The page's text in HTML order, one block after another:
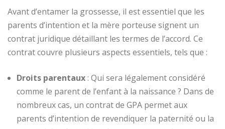
Avant d’entamer la grossesse, il est essentiel que les
parents d’intention et la mère porteuse signent un
contrat juridique détaillant les termes de l’accord. Ce
contrat couvre plusieurs aspects essentiels, tels que :
Droits parentaux: Qui sera légalement considéré
comme le parent de l’enfant à la naissance ? Dans de
nombreux cas, un contrat de GPA permet aux
parents d’intention de revendiquer la paternité ou la